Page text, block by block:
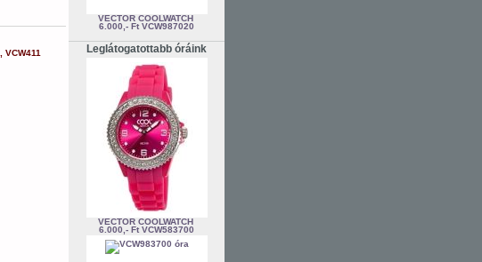
VCW411
VECTOR COOLWATCH
6.000,- Ft VCW987020
Leglátogatottabb óráink
VECTOR COOLWATCH
6.000,- Ft VCW583700